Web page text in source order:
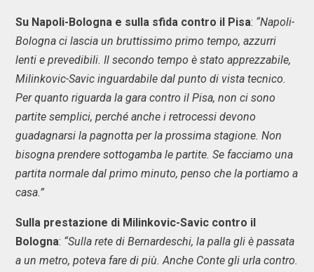
Su Napoli-Bologna e sulla sfida contro il Pisa: “Napoli-
Bologna ci lascia un bruttissimo primo tempo, azzurri
lenti e prevedibili. Il secondo tempo è stato apprezzabile,
Milinkovic-Savic inguardabile dal punto di vista tecnico.
Per quanto riguarda la gara contro il Pisa, non ci sono
partite semplici, perché anche i retrocessi devono
guadagnarsi la pagnotta per la prossima stagione. Non
bisogna prendere sottogamba le partite. Se facciamo una
partita normale dal primo minuto, penso che la portiamo a
casa.”
Sulla prestazione di Milinkovic-Savic contro il
Bologna: “Sulla rete di Bernardeschi, la palla gli è passata
a un metro, poteva fare di più. Anche Conte gli urla contro.